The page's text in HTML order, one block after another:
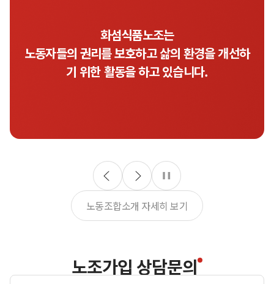
노동자는
누구든 화섬식품노조에 가입해서함께 할 수 있습
니다.
노동조합소개 자세히 보기
노조가입 상담문의